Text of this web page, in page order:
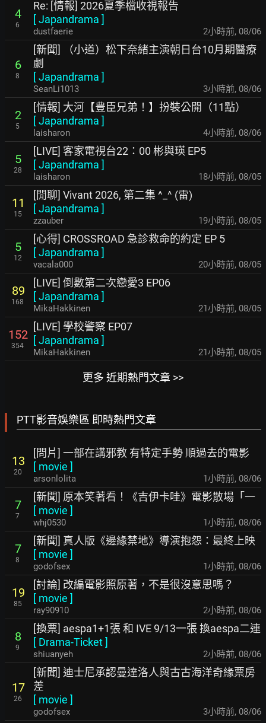
4
6
Re: [情報] 2026夏季檔收視報告
[Japandrama ]
dustfaerie 2小時前, 08/06
6
8
[新聞] （小道）松下奈緒主演朝日台10月期醫療
劇
[Japandrama ]
SeanLi1013 3小時前, 08/06
2
5
[情報] 大河【豊臣兄弟！】扮裝公開（11點）
[Japandrama ]
laisharon 4小時前, 08/06
5
28
[LIVE] 客家電視台22：00 彬與瑛 EP5
[Japandrama ]
laisharon 18小時前, 08/05
11
15
[閒聊] Vivant 2026, 第二集 ^_^ (雷)
[Japandrama ]
zzauber 19小時前, 08/05
5
12
[心得] CROSSROAD 急診救命的約定 EP 5
[Japandrama ]
vacala000 20小時前, 08/05
89
168
[LIVE] 倒數第二次戀愛3 EP06
[Japandrama ]
MikaHakkinen 21小時前, 08/05
152
354
[LIVE] 學校警察 EP07
[Japandrama ]
MikaHakkinen 21小時前, 08/05
更多 近期熱門文章 >>
PTT影音娛樂區 即時熱門文章
13
20
[問片] 一部在講邪教 有特定手勢 順過去的電影
[ movie ]
arsonlolita 1小時前, 08/06
7
7
[新聞] 原本笑著看！《吉伊卡哇》電影散場「一
[ movie ]
whj0530 1小時前, 08/06
7
8
[新聞] 真人版《邊緣禁地》導演抱怨：最終上映
[ movie ]
godofsex 1小時前, 08/06
19
85
[討論] 改編電影照原著，不是很沒意思嗎？
[ movie ]
ray90910 2小時前, 08/06
8
9
[換票] aespa1+1張 和 IVE 9/13一張 換aespa二連
[ Drama-Ticket]
shiuanyeh 2小時前, 08/06
17
26
[新聞] 迪士尼承認曼達洛人與古古海洋奇緣票房
差
[ movie ]
godofsex 3小時前, 08/06